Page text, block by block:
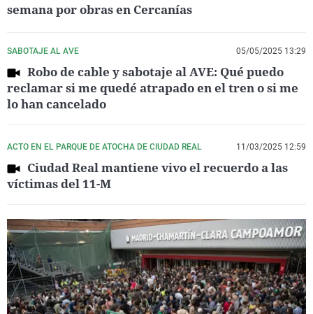
semana por obras en Cercanías
SABOTAJE AL AVE 05/05/2025 13:29
Robo de cable y sabotaje al AVE: Qué puedo
reclamar si me quedé atrapado en el tren o si me
lo han cancelado
ACTO EN EL PARQUE DE ATOCHA DE CIUDAD REAL 11/03/2025 12:59
Ciudad Real mantiene vivo el recuerdo a las
víctimas del 11-M